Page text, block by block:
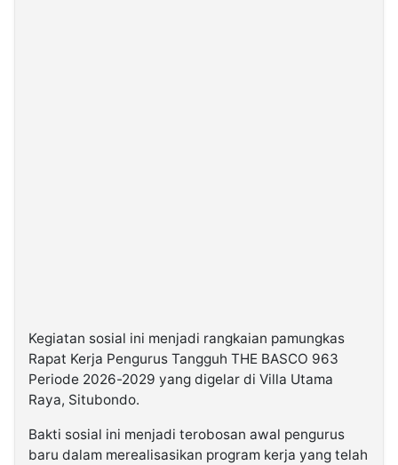
Kegiatan sosial ini menjadi rangkaian pamungkas
Rapat Kerja Pengurus Tangguh THE BASCO 963
Periode 2026-2029 yang digelar di Villa Utama
Raya, Situbondo.
Bakti sosial ini menjadi terobosan awal pengurus
baru dalam merealisasikan program kerja yang telah